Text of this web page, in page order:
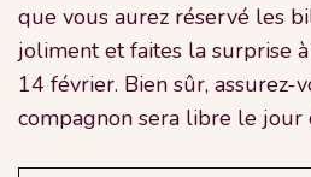
que vous aurez réservé les
joliment et faites la surprise
14 février. Bien sûr, assurez-
compagnon sera libre le jour